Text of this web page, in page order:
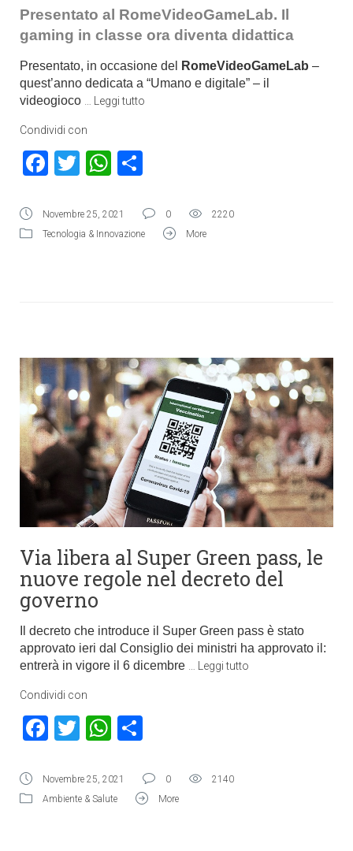
Presentato al RomeVideoGameLab. Il
gaming in classe ora diventa didattica
Presentato, in occasione del RomeVideoGameLab –
quest’anno dedicata a “Umano e digitale” – il
videogioco
Leggi tutto
Condividi con
Facebook
TwitterWhatsApp
Novembre 25, 2021 0
2220
Tecnologia & Innovazione
More
Via libera al Super Green pass, le
nuove regole nel decreto del
governo
Il decreto che introduce il Super Green pass è stato
approvato ieri dal Consiglio dei ministri ha approvato il:
entrerà in vigore il 6 dicembre
Leggi tutto
Condividi con
Facebook
TwitterWhatsApp
Novembre 25, 2021 0
2140
Ambiente & Salute
More